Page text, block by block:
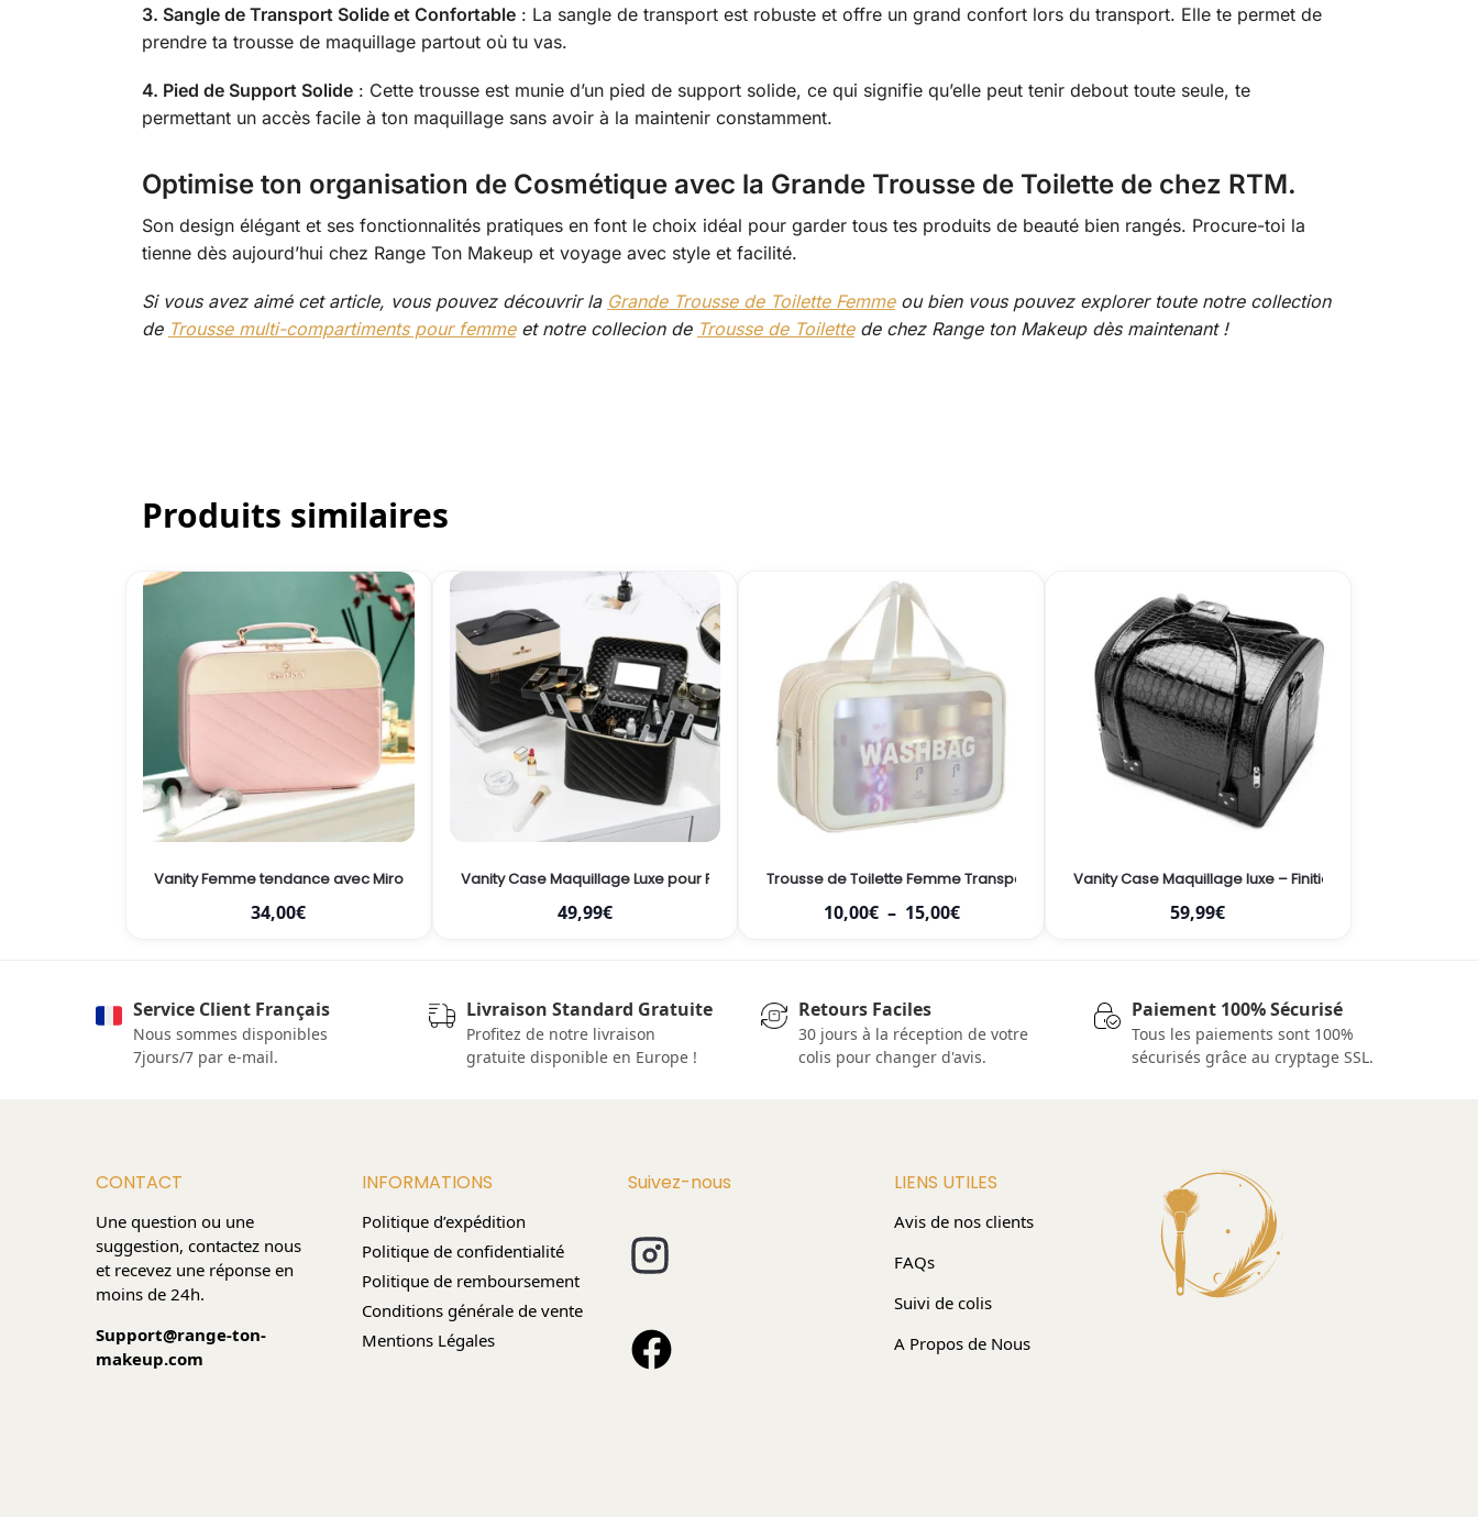
3. Sangle de Transport Solide et Confortable: La sangle de transport est robuste et offre un grand confort lors du transport. Elle te permet de
prendre ta trousse de maquillage partout où tu vas.
4. Pied de Support Solide: Cette trousse est munie d’un pied de support solide, ce qui signifie qu’elle peut tenir debout toute seule, te
permettant un accès facile à ton maquillage sans avoir à la maintenir constamment.
Optimise ton organisation de Cosmétique avec la Grande Trousse de Toilette de chez RTM.
Son design élégant et ses fonctionnalités pratiques en font le choix idéal pour garder tous tes produits de beauté bien rangés. Procure-toi la
tienne dès aujourd’hui chez Range Ton Makeup et voyage avec style et facilité.
Si vous avez aimé cet article, vous pouvez découvrir la Grande Trousse de Toilette Femmeou bien vous pouvez explorer toute notre collection
de Trousse multi-compartiments pour femmeet notre collecion de Trousse de Toilettede chez Range ton Makeup dès maintenant !
Produits similaires
Vanity Femme tendance avec Miroir – Compact et Spacieux pour un Rangement Maquillage Élégant
34,00€
Vanity Case Maquillage Luxe pour Femme avec Miroir et Compartiments – Design en Cuire Élégant
49,99€
Trousse de Toilette Femme Transparente
10,00€ – 15,00€
Vanity Case Maquillage luxe – Finition Croco Élégante et
59,99€
Service Client Français
Nous sommes disponibles
7jours/7 par e-mail.
Livraison Standard Gratuite
Profitez de notre livraison
gratuite disponible en Europe !
Retours Faciles
30 jours à la réception de votre
colis pour changer d'avis.
Paiement 100% Sécurisé
Tous les paiements sont 100%
sécurisés grâce au cryptage SSL.
CONTACT
Une question ou une
suggestion, contactez nous
et recevez une réponse en
moins de 24h.
Support@range-ton-
makeup.com
INFORMATIONS
Politique d’expédition
Politique de confidentialité
Politique de remboursement
Conditions générale de vente
Mentions Légales
Suivez-nous LIENS UTILES
Avis de nos clients
FAQs
Suivi de colis
A Propos de Nous